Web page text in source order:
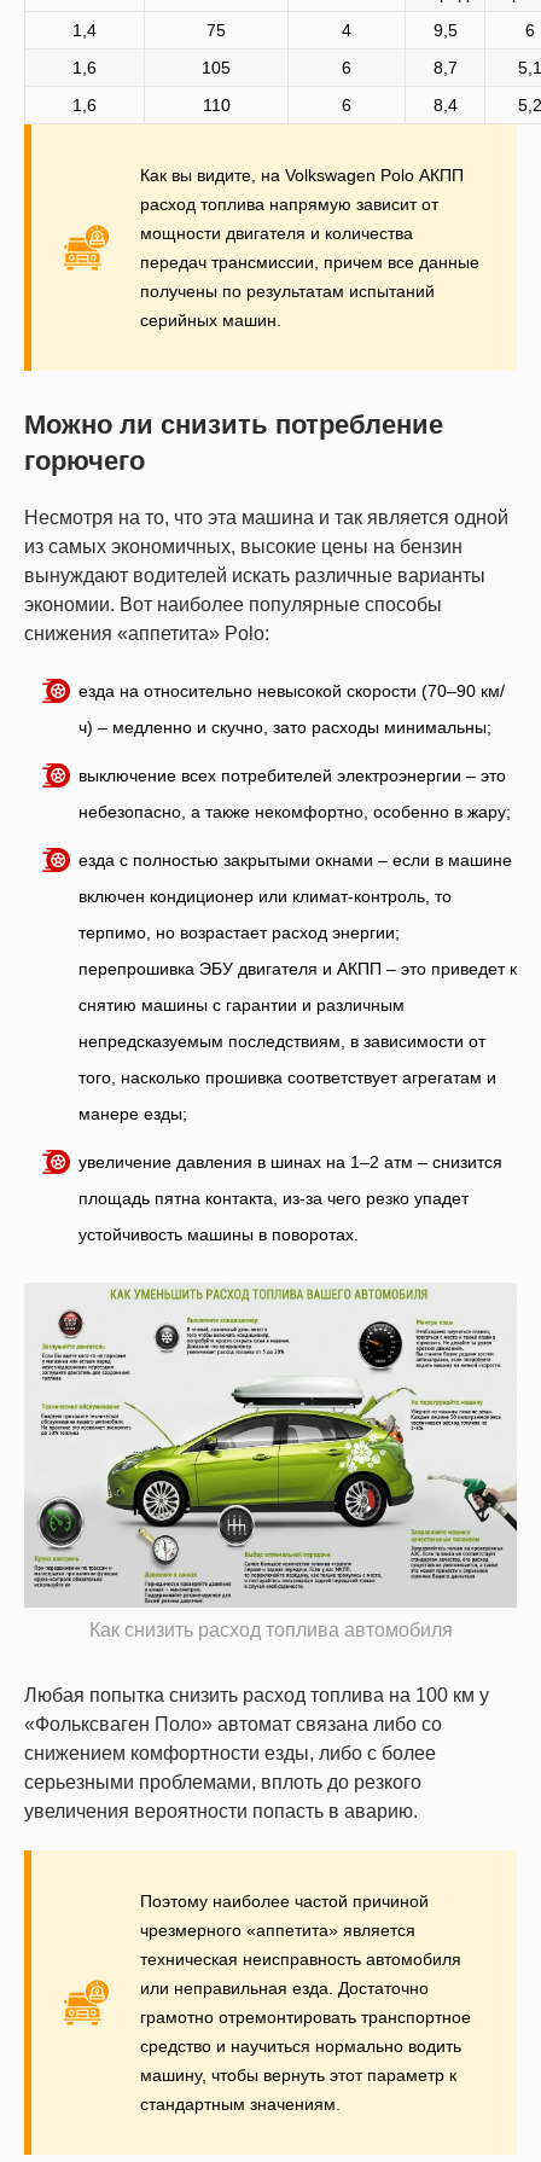
1,4
75 4 9,5
6
1,6
105 6 8,7
5,1
1,6
110 6 8,4 5,2
Как вы видите, на Volkswagen Polo АКПП
расход топлива напрямую зависит от
мощности двигателя и количества
передач трансмиссии, причем все данные
получены по результатам испытаний
серийных машин.
Можно ли снизить потребление
горючего
Несмотря на то, что эта машина и так является одной
из самых экономичных, высокие цены на бензин
вынуждают водителей искать различные варианты
экономии. Вот наиболее популярные способы
снижения «аппетита» Polo:
езда на относительно невысокой скорости (70–90 км/
ч) – медленно и скучно, зато расходы минимальны;
выключение всех потребителей электроэнергии – это
небезопасно, а также некомфортно, особенно в жару;
езда с полностью закрытыми окнами – если в машине
включен кондиционер или климат-контроль, то
терпимо, но возрастает расход энергии;
перепрошивка ЭБУ двигателя и АКПП – это приведет к
снятию машины с гарантии и различным
непредсказуемым последствиям, в зависимости от
того, насколько прошивка соответствует агрегатам и
манере езды;
увеличение давления в шинах на 1–2 атм – снизится
площадь пятна контакта, из-за чего резко упадет
устойчивость машины в поворотах.
Как снизить расход топлива автомобиля
Любая попытка снизить расход топлива на 100 км у
«Фольксваген Поло» автомат связана либо со
снижением комфортности езды, либо с более
серьезными проблемами, вплоть до резкого
увеличения вероятности попасть в аварию.
Поэтому наиболее частой причиной
чрезмерного «аппетита» является
техническая неисправность автомобиля
или неправильная езда. Достаточно
грамотно отремонтировать транспортное
средство и научиться нормально водить
машину, чтобы вернуть этот параметр к
стандартным значениям.